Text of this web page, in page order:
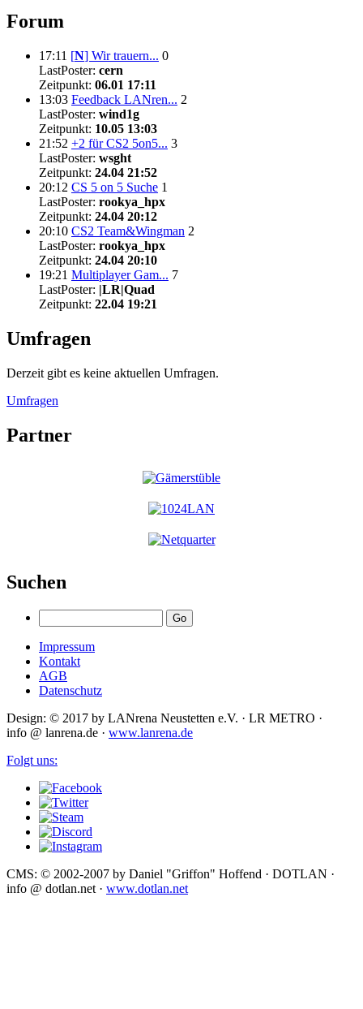
Forum
17:11 [N] Wir trauern... 0
LastPoster: cern
Zeitpunkt: 06.01 17:11
13:03 Feedback LANren... 2
LastPoster: wind1g
Zeitpunkt: 10.05 13:03
21:52 +2 für CS2 5on5... 3
LastPoster: wsght
Zeitpunkt: 24.04 21:52
20:12 CS 5 on 5 Suche 1
LastPoster: rookya_hpx
Zeitpunkt: 24.04 20:12
20:10 CS2 Team&Wingman 2
LastPoster: rookya_hpx
Zeitpunkt: 24.04 20:10
19:21 Multiplayer Gam... 7
LastPoster: |LR|Quad
Zeitpunkt: 22.04 19:21
Umfragen
Derzeit gibt es keine aktuellen Umfragen.
Umfragen
Partner
Suchen
Impressum
Kontakt
AGB
Datenschutz
Design: © 2017 by LANrena Neustetten e.V. · LR METRO ·
info @ lanrena.de · www.lanrena.de
Folgt uns:
CMS: © 2002-2007 by Daniel "Griffon" Hoffend · DOTLAN ·
info @ dotlan.net · www.dotlan.net